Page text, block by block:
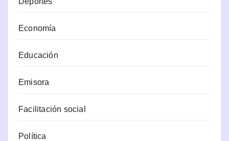
Economía
Educación
Emisora
Facilitación social
Política